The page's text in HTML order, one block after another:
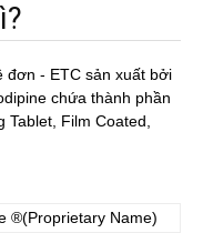
đơn - ETC sản xuất bởi
chứa thành phần
Film Coated,
®(Proprietary Name)